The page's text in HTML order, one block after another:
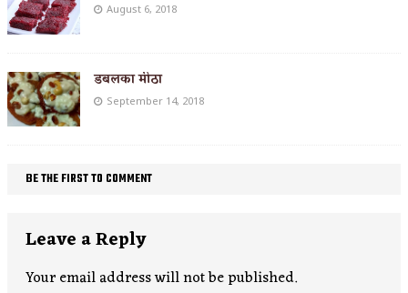
August 6, 2018
डबलका मीठा
September 14, 2018
BE THE FIRST TO COMMENT
Leave a Reply
Your email address will not be published.